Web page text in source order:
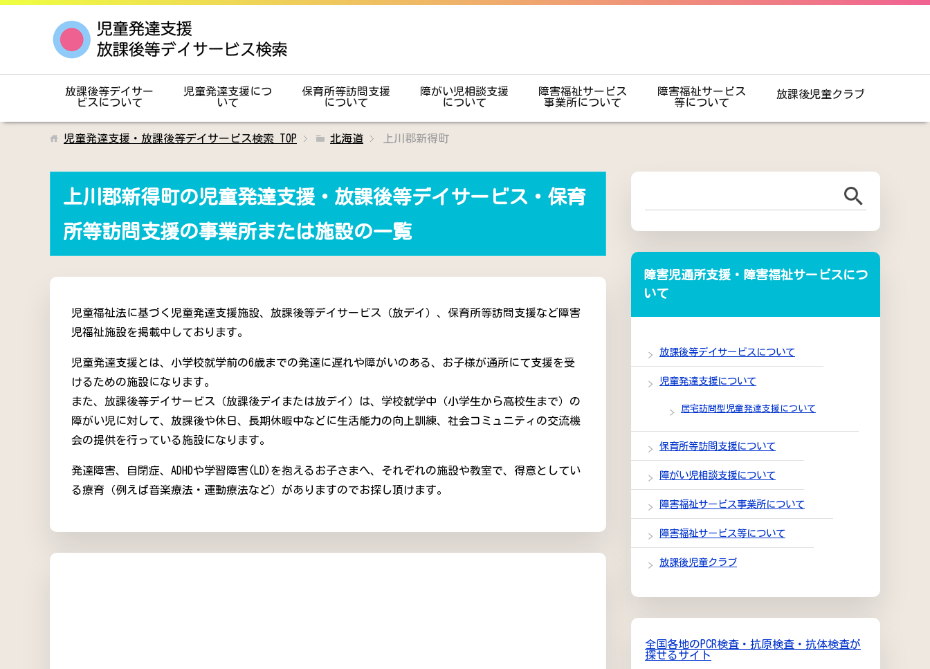
放課後等デイサー
ビスについて
児童発達支援につ
いて
保育所等訪問支援
について
障がい児相談支援
について
障害福祉サービス
事業所について
障害福祉サービス
等について
放課後児童クラブ
児童発達支援・放課後等デイサービス検索 TOP 北海道 上川郡新得町
上川郡新得町の児童発達支援・放課後等デイサービス・保育
所等訪問支援の事業所または施設の一覧
児童福祉法に基づく児童発達支援施設、放課後等デイサービス（放デイ）、保育所等訪問支援など障害
児福祉施設を掲載中しております。
児童発達支援とは、小学校就学前の6歳までの発達に遅れや障がいのある、お子様が通所にて支援を受
けるための施設になります。
また、放課後等デイサービス（放課後デイまたは放デイ）は、学校就学中（小学生から高校生まで）の
障がい児に対して、放課後や休日、長期休暇中などに生活能力の向上訓練、社会コミュニティの交流機
会の提供を行っている施設になります。
発達障害、自閉症、ADHDや学習障害(LD)を抱えるお子さまへ、それぞれの施設や教室で、得意としてい
る療育（例えば音楽療法・運動療法など）がありますのでお探し頂けます。
障害児通所支援・障害福祉サービスにつ
いて
放課後等デイサービスについて
児童発達支援について
居宅訪問型児童発達支援について
保育所等訪問支援について
障がい児相談支援について
障害福祉サービス事業所について
障害福祉サービス等について
放課後児童クラブ
全国各地のPCR検査・抗原検査・抗体検査が
探せるサイト